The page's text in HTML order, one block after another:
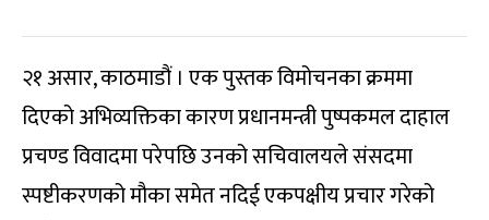
२१ असार, काठमाडौं । एक पुस्तक विमोचनका क्रममा
दिएको अभिव्यक्तिका कारण प्रधानमन्त्री पुष्पकमल दाहाल
प्रचण्ड विवादमा परेपछि उनको सचिवालयले संसदमा
स्पष्टीकरणको मौका समेत नदिई एकपक्षीय प्रचार गरेको